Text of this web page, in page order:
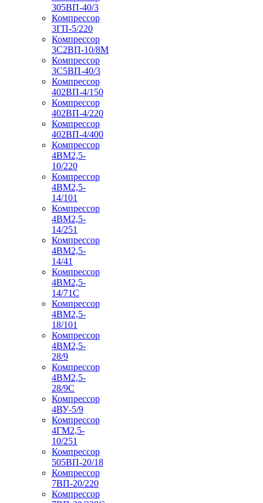
305ВП-40/3
Компрессор
3ГП-5/220
Компрессор
3С2ВП-10/8М
Компрессор
3С5ВП-40/3
Компрессор
402ВП-4/150
Компрессор
402ВП-4/220
Компрессор
402ВП-4/400
Компрессор
4ВМ2,5-
10/220
Компрессор
4ВМ2,5-
14/101
Компрессор
4ВМ2,5-
14/251
Компрессор
4ВМ2,5-
14/41
Компрессор
4ВМ2,5-
14/71C
Компрессор
4ВМ2,5-
18/101
Компрессор
4ВМ2,5-
28/9
Компрессор
4ВМ2,5-
28/9С
Компрессор
4ВУ-5/9
Компрессор
4ГМ2,5-
10/251
Компрессор
505ВП-20/18
Компрессор
7ВП-20/220
Компрессор